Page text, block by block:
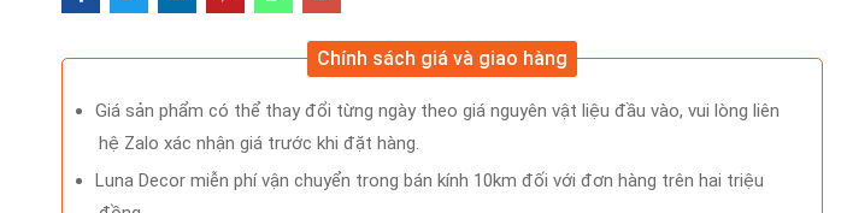
Chính sách giá và giao hàng
Giá sản phẩm có thể thay đổi từng ngày theo giá nguyên vật liệu đầu vào, vui lòng liên
hệ Zalo xác nhận giá trước khi đặt hàng.
Luna Decor miễn phí vận chuyển trong bán kính 10km đối với đơn hàng trên hai triệu